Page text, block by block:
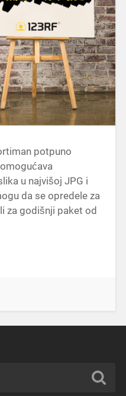
potpuno
u najvišoj JPG i
da se opredele za
za godišnji paket od